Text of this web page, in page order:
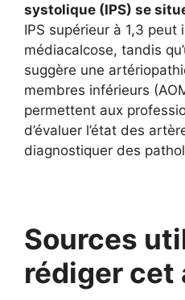
systolique (IPS) se
IPS supérieur à 1,3 peut
médiacalcose, tandis
suggère une
membres inférieurs
permettent aux
d’évaluer l’état des
diagnostiquer des
Sources
rédiger cet